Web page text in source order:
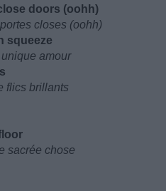
doors (oohh)
closes (oohh)
squeeze
amour
flics brillants
sacrée chose